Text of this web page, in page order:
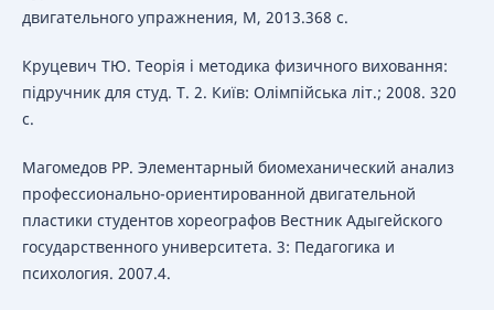
двигательного упражнения, М, 2013.368 с.
Круцевич ТЮ. Теорія і методика физичного виховання:
підручник для студ. Т. 2. Київ: Олімпійська літ.; 2008. 320
с.
Магомедов РР. Элементарный биомеханический анализ
профессионально-ориентированной двигательной
пластики студентов хореографов Вестник Адыгейского
государственного университета. 3: Педагогика и
психология. 2007.4.